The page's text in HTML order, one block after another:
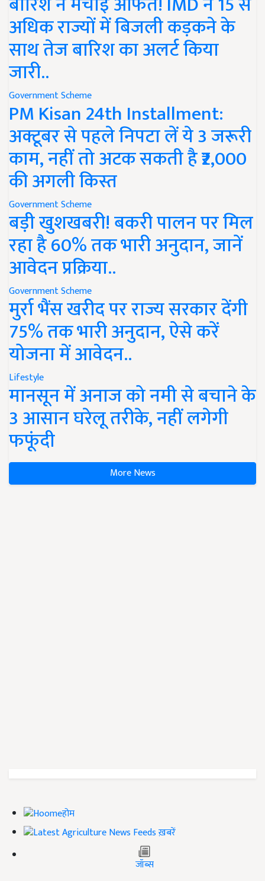
अधिक राज्यों में बिजली कड़कने के
साथ तेज बारिश का अलर्ट किया
जारी..
Government Scheme
PM Kisan 24th Installment:
अक्टूबर से पहले निपटा लें ये 3 जरूरी
काम, नहीं तो अटक सकती है ₹2,000
की अगली किस्त
Government Scheme
बड़ी खुशखबरी! बकरी पालन पर मिल
रहा है 60% तक भारी अनुदान, जानें
आवेदन प्रक्रिया..
Government Scheme
मुर्रा भैंस खरीद पर राज्य सरकार देंगी
75% तक भारी अनुदान, ऐसे करें
योजना में आवेदन..
Lifestyle
मानसून में अनाज को नमी से बचाने के
3 आसान घरेलू तरीके, नहीं लगेगी
फफूंदी
More News
होम
ख़बरें
जॉब्स